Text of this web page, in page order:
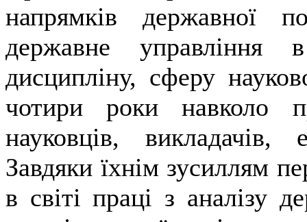
напрямків державної
державне
дисципліну, сферу
чотири роки навколо
науковців, викладачів,
Завдяки їхнім зусиллям
в світі праці з аналізу